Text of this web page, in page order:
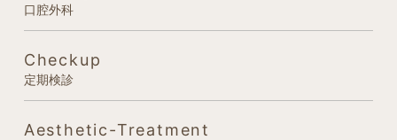
口腔外科
Checkup
定期検診
Aesthetic-Treatment